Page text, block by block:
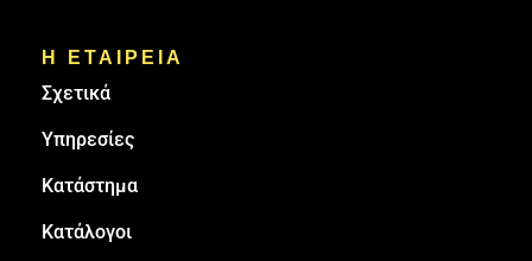
Η ΕΤΑΙΡΕΙΑ
Σχετικά
Υπηρεσίες
Κατάστημα
Κατάλογοι